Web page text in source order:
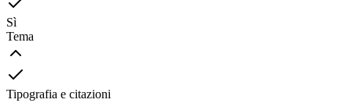
Sì
Tema
Tipografia e citazioni